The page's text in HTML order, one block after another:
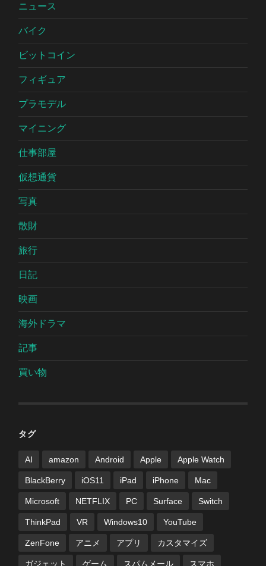
ニュース
バイク
ビットコイン
フィギュア
プラモデル
マイニング
仕事部屋
仮想通貨
写真
散財
旅行
日記
映画
海外ドラマ
記事
買い物
タグ
AI amazon Android Apple Apple Watch
BlackBerry iOS11 iPad iPhone Mac
Microsoft NETFLIX PC Surface Switch
ThinkPad VR Windows10 YouTube
ZenFone アニメ アプリ カスタマイズ
ガジェット ゲーム スパムメール スマホ